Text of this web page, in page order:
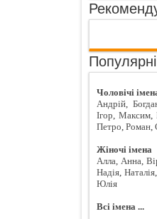
Чоловічі
Андрій,
Ігор, Максим,
Петро, Роман,
Жіночі імена
Алла, Анна,
Надія, Наталія,
Юлія
Всі імена ...